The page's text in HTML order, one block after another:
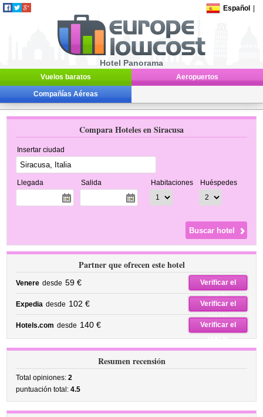
Español
Hotel Panorama
Vuelos baratos Aeropuertos
Compañías Aéreas
Compara Hoteles en Siracusa
Insertar ciudad
Llegada Salida Habitaciones Huéspedes
Partner que ofrecen este hotel
Venere desde 59 €
Verificar el
precio
Expedia desde 102 €
Verificar el
precio
Hotels.com desde 140 €
Verificar el
precio
Resumen recensión
Total opiniones:2
puntuación total:4.5